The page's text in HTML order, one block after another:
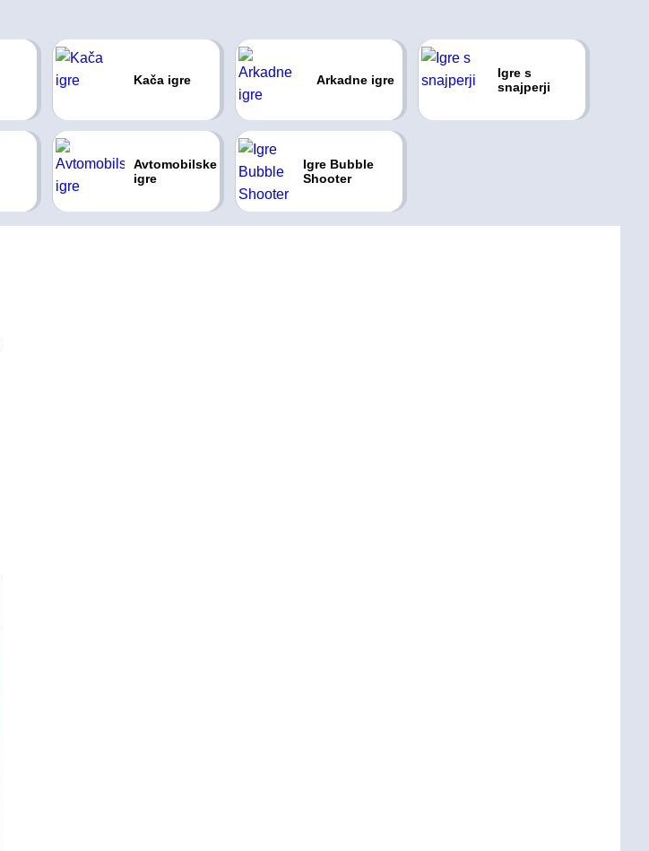
Kača igre Arkadne igre
Igre s
snajperji
Avtomobilske
igre
Igre Bubble
Shooter